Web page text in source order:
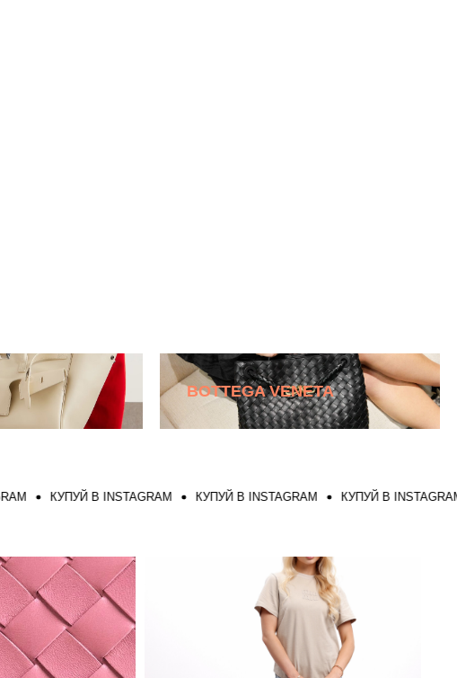
BOTTEGA VENETA
КУПУЙ В INSTAGRAM КУПУЙ В INSTAGRAM КУПУЙ В INSTAGRAM